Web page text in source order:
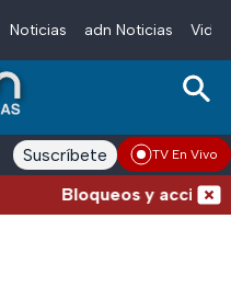
Noticias adn Noticias
adn Noticias Radio
Suscríbete TV En Vivo
Bloqueos y